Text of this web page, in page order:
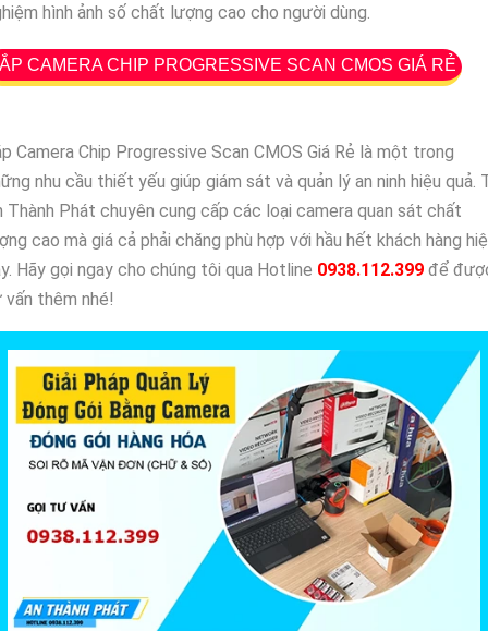
hình ảnh số chất lượng cao cho người dùng.
CAMERA CHIP PROGRESSIVE SCAN CMOS GIÁ RẺ
Camera Chip Progressive Scan CMOS Giá Rẻ là một trong
nhu cầu thiết yếu giúp giám sát và quản lý an ninh hiệu quả.
Thành Phát chuyên cung cấp các loại camera quan sát chất
cao mà giá cả phải chăng phù hợp với hầu hết khách hàng
Hãy gọi ngay cho chúng tôi qua Hotline 0938.112.399 để
thêm nhé!